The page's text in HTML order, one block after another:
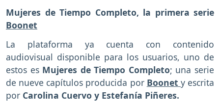
Mujeres de Tiempo Completo, la primera serie
Boonet
La plataforma ya cuenta con contenido
audiovisual disponible para los usuarios, uno de
estos es Mujeres de Tiempo Completo; una serie
de nueve capítulos producida por Boonet y escrita
por Carolina Cuervo y Estefanía Piñeres.